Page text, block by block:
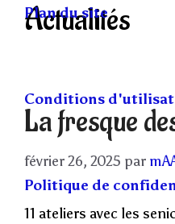
Actualités
La fresque
février 26, 2025 par
11 ateliers avec les
Plan du site
Conditions
Politique de